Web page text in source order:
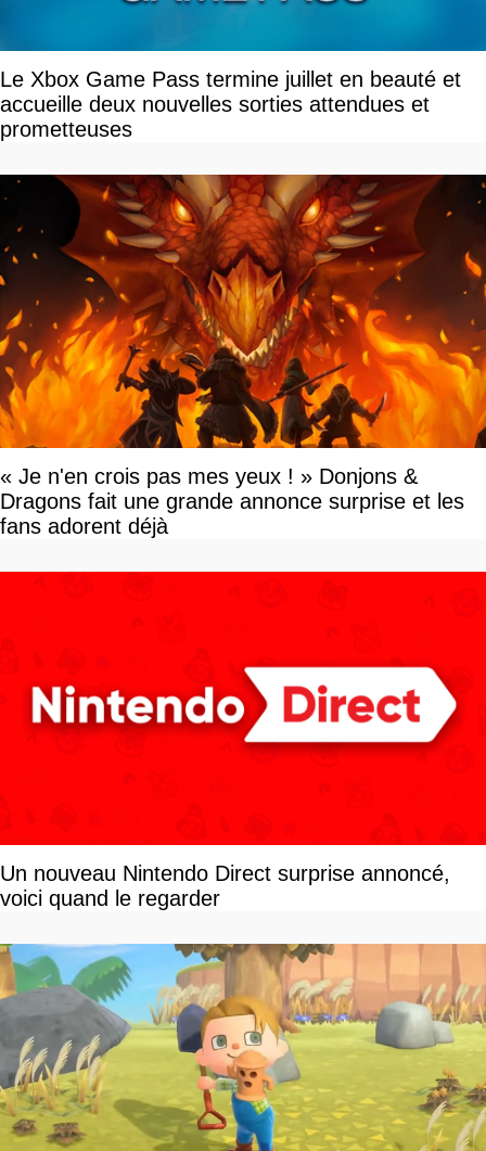
Le Xbox Game Pass termine juillet en beauté et
accueille deux nouvelles sorties attendues et
prometteuses
« Je n'en crois pas mes yeux ! » Donjons &
Dragons fait une grande annonce surprise et les
fans adorent déjà
Un nouveau Nintendo Direct surprise annoncé,
voici quand le regarder